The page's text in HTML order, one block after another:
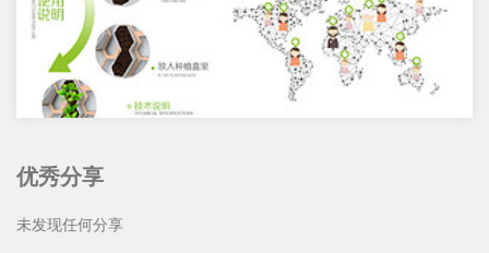
优秀分享
未发现任何分享